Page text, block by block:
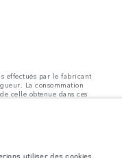
effectués par le fabricant
La consommation
celle obtenue dans ces
de véhicule standard.
utiliser des cookies